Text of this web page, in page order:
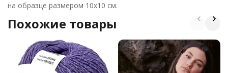
на образце размером 10x10 см.
Похожие товары